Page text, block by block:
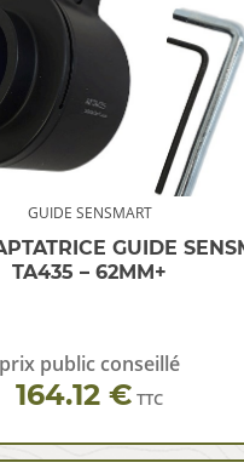
GUIDE SENSMART
GUIDE
TA435 – 62MM+
prix public conseillé
164.12 € TTC